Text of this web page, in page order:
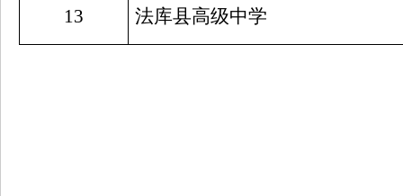
13 法库县高级中学